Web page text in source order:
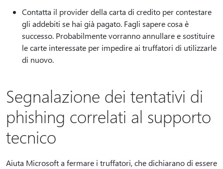
Contatta il provider della carta di credito per contestare
gli addebiti se hai già pagato. Fagli sapere cosa è
successo. Probabilmente vorranno annullare e sostituire
le carte interessate per impedire ai truffatori di utilizzarle
di nuovo.
Segnalazione dei tentativi di
phishing correlati al supporto
tecnico
Aiuta Microsoft a fermare i truffatori, che dichiarano di essere